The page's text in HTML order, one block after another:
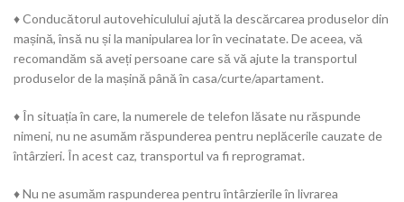
♦ Conducătorul autovehiculului ajută la descărcarea produselor din
mașină, însă nu și la manipularea lor în vecinatate. De aceea, vă
recomandăm să aveți persoane care să vă ajute la transportul
produselor de la mașină până în casa/curte/apartament.
♦ În situația în care, la numerele de telefon lăsate nu răspunde
nimeni, nu ne asumăm răspunderea pentru neplăcerile cauzate de
întârzieri. În acest caz, transportul va fi reprogramat.
♦ Nu ne asumăm raspunderea pentru întârzierile în livrarea